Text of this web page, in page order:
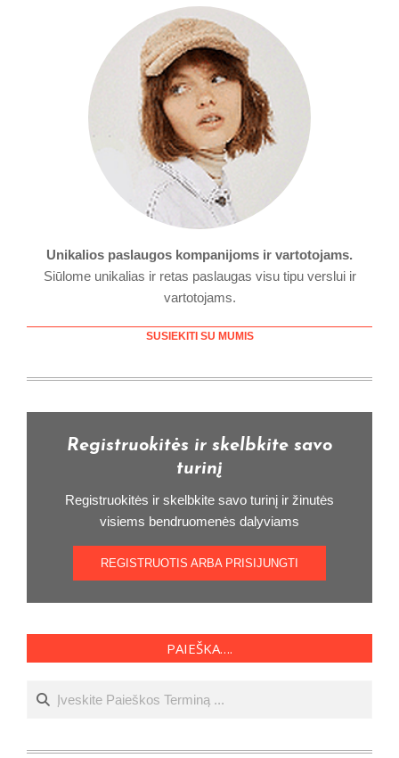
Unikalios paslaugos kompanijoms ir vartotojams.
Siūlome unikalias ir retas paslaugas visu tipu verslui ir
vartotojams.
SUSIEKITI SU MUMIS
Registruokitės ir skelbkite savo
turinį
Registruokitės ir skelbkite savo turinį ir žinutės
visiems bendruomenės dalyviams
REGISTRUOTIS ARBA PRISIJUNGTI
PAIEŠKA….
Ieškoti